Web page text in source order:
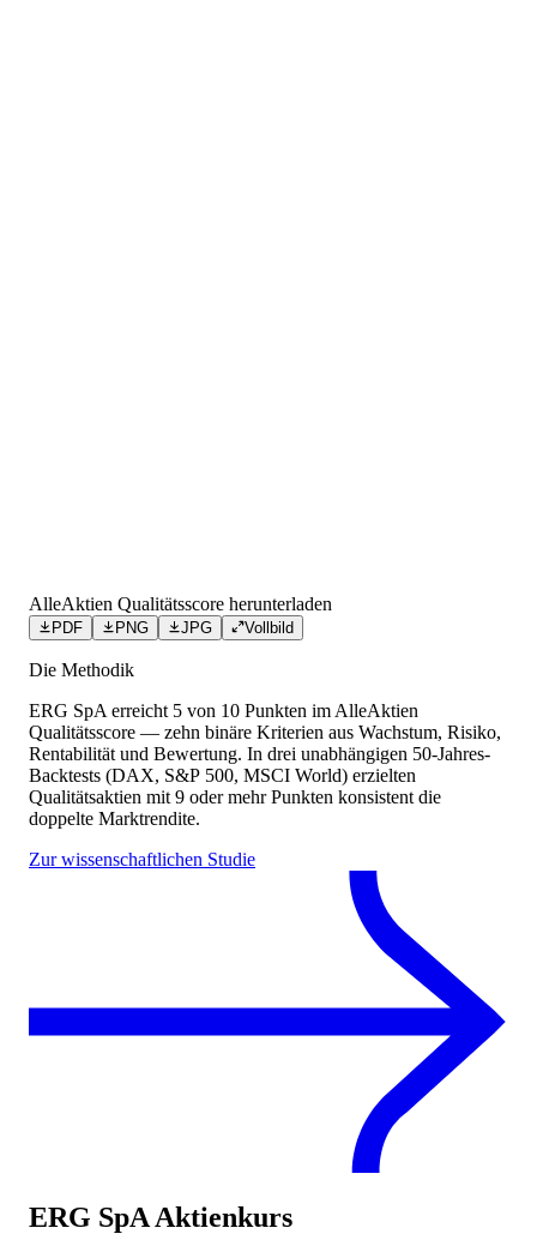
AlleAktien Qualitätsscore herunterladen
PDF PNG JPG Vollbild
Die Methodik
ERG SpAerreicht 5 von 10 Punkten im AlleAktien
Qualitätsscore — zehn binäre Kriterien aus Wachstum, Risiko,
Rentabilität und Bewertung. In drei unabhängigen 50-Jahres-
Backtests (DAX, S&P 500, MSCI World) erzielten
Qualitätsaktien mit 9 oder mehr Punkten konsistent die
doppelte Marktrendite.
Zur wissenschaftlichen Studie
ERG SpA Aktienkurs